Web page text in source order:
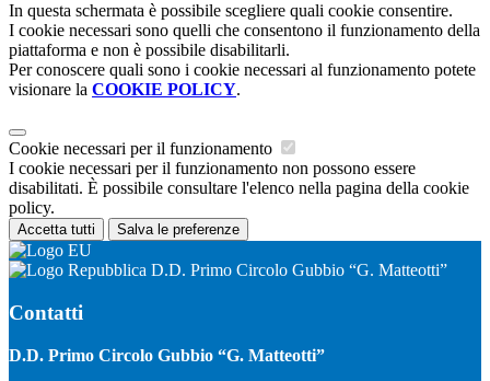
In questa schermata è possibile scegliere quali cookie consentire.
I cookie necessari sono quelli che consentono il funzionamento della
piattaforma e non è possibile disabilitarli.
Per conoscere quali sono i cookie necessari al funzionamento potete
visionare la COOKIE POLICY.
Cookie necessari per il funzionamento
I cookie necessari per il funzionamento non possono essere
disabilitati. È possibile consultare l'elenco nella pagina della cookie
policy.
Accetta tutti Salva le preferenze
D.D. Primo Circolo Gubbio “G. Matteotti”
Contatti
D.D. Primo Circolo Gubbio “G. Matteotti”